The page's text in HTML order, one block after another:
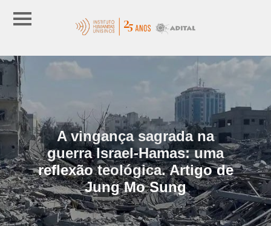
A vingança sagrada na
guerra Israel-Hamas: uma
reflexão teológica. Artigo de
Jung Mo Sung